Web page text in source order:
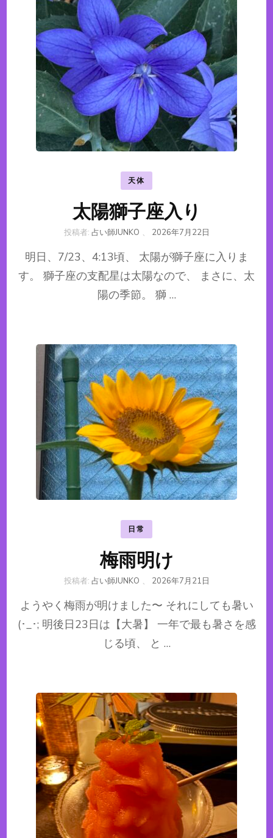
天体
太陽獅子座入り
投稿者: 占い師JUNKO 、 2026年7月22日
明日、7/23、4:13頃、 太陽が獅子座に入りま
す。 獅子座の支配星は太陽なので、 まさに、太
陽の季節。 獅 …
日常
梅雨明け
投稿者: 占い師JUNKO 、 2026年7月21日
ようやく梅雨が明けました〜 それにしても暑い
(･_･; 明後日23日は【大暑】 一年で最も暑さを感
じる頃、 と …